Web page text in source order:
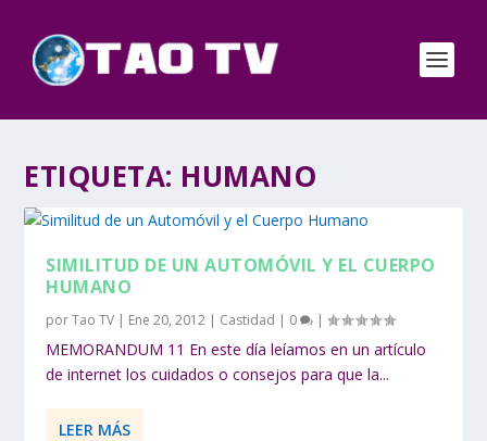
ETIQUETA: HUMANO
SIMILITUD DE UN AUTOMÓVIL Y EL CUERPO
HUMANO
porTao TV | Ene 20, 2012 | Castidad | 0 |
MEMORANDUM 11 En este día leíamos en un artículo
de internet los cuidados o consejos para que la...
LEER MÁS